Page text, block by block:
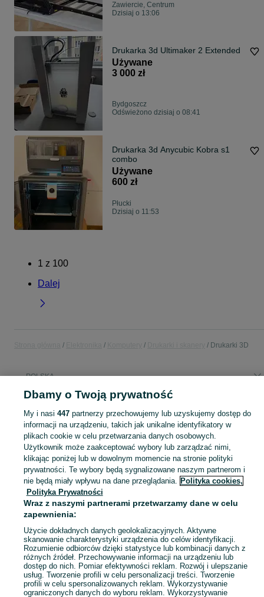
Zawiercie, Centrum
Dzisiaj o 13:06
Drukarka 3d Ultimaker 2 Extended
Używane
3 000 zł
Bydgoszcz
Odświeżono dzisiaj o 08:41
Drukarka 3d Anycubic Kobra s1
combo
Używane
600 zł
Płucki
Dzisiaj o 11:53
1 z 100
Dalej
Drukarki 3D
POLSKA
KATEGORIA
Sprzedaż drukarek 3D w Polsce ▶️ FDM, SLA, różnych producentów ✅ Nowe i używane w atrakcyjnych cenach ☝ Sprawdź ogłoszenia i kupuj online na OLX.pl!
Mapa kategorii
Mapa miejscowości
Mapa ministron
Popularne wyszukiwania
Dbamy o Twoją prywatność
My i nasi 447partnerzy przechowujemy lub uzyskujemy dostęp do
informacji na urządzeniu, takich jak unikalne identyfikatory w
plikach cookie w celu przetwarzania danych osobowych.
Użytkownik może zaakceptować wybory lub zarządzać nimi,
klikając poniżej lub w dowolnym momencie na stronie polityki
prywatności. Te wybory będą sygnalizowane naszym partnerom i
nie będą miały wpływu na dane przeglądania. Polityka cookies,
Polityka Prywatności
Wraz z naszymi partnerami przetwarzamy dane w celu
zapewnienia:
Użycie dokładnych danych geolokalizacyjnych. Aktywne
skanowanie charakterystyki urządzenia do celów identyfikacji.
Rozumienie odbiorców dzięki statystyce lub kombinacji danych z
różnych źródeł. Przechowywanie informacji na urządzeniu lub
dostęp do nich. Pomiar efektywności reklam. Rozwój i ulepszanie
usług. Tworzenie profili w celu personalizacji treści. Tworzenie
profili w celu spersonalizowanych reklam. Wykorzystywanie
ograniczonych danych do wyboru reklam. Wykorzystywanie